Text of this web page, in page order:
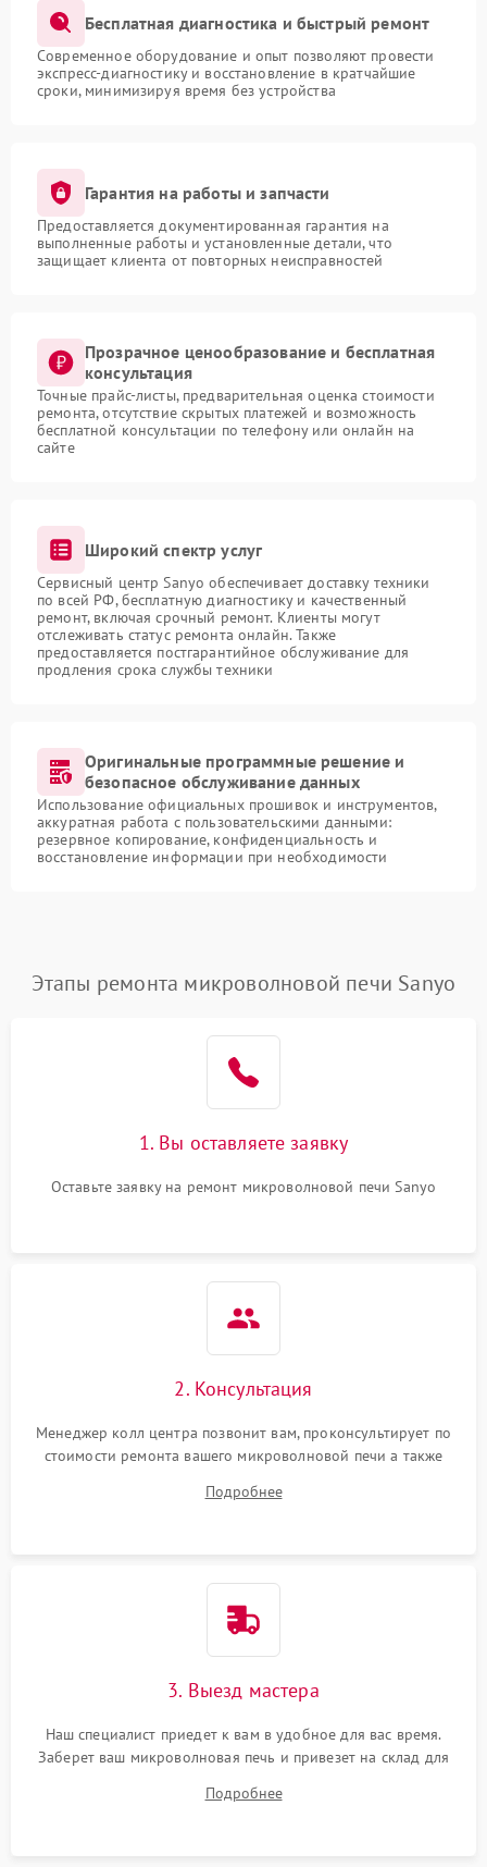
Бесплатная диагностика и быстрый ремонт
Современное оборудование и опыт позволяют провести
экспресс-диагностику и восстановление в кратчайшие
сроки, минимизируя время без устройства
Гарантия на работы и запчасти
Предоставляется документированная гарантия на
выполненные работы и установленные детали, что
защищает клиента от повторных неисправностей
Прозрачное ценообразование и бесплатная
консультация
Точные прайс-листы, предварительная оценка стоимости
ремонта, отсутствие скрытых платежей и возможность
бесплатной консультации по телефону или онлайн на
сайте
Широкий спектр услуг
Сервисный центр Sanyo обеспечивает доставку техники
по всей РФ, бесплатную диагностику и качественный
ремонт, включая срочный ремонт. Клиенты могут
отслеживать статус ремонта онлайн. Также
предоставляется постгарантийное обслуживание для
продления срока службы техники
Оригинальные программные решение и
безопасное обслуживание данных
Использование официальных прошивок и инструментов,
аккуратная работа с пользовательскими данными:
резервное копирование, конфиденциальность и
восстановление информации при необходимости
Этапы ремонта микроволновой печи Sanyo
1. Вы оставляете заявку
Оставьте заявку на ремонт микроволновой печи Sanyo
2. Консультация
Менеджер колл центра позвонит вам, проконсультирует по
стоимости ремонта вашего микроволновой печи а также
Подробнее
3. Выезд мастера
Наш специалист приедет к вам в удобное для вас время.
Заберет ваш микроволновая печь и привезет на склад для
Подробнее